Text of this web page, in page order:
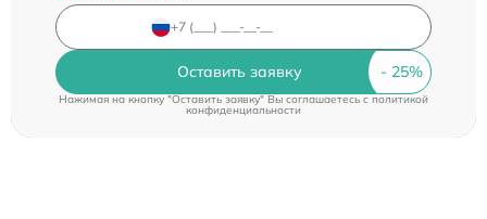
Оставить заявку
Нажимая на кнопку "Оставить заявку" Вы соглашаетесь cполитикой
конфиденциальности